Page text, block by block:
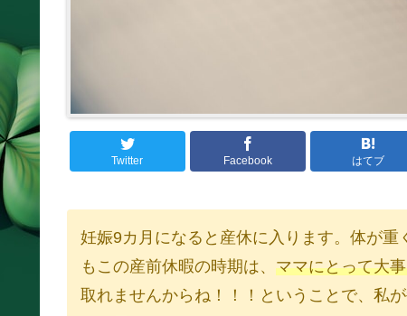
Twitter Facebook はてブ
妊娠9カ月になると産休に入ります。体が
もこの産前休暇の時期は、 ママにとって大
取れませんからね！！！ということで、私